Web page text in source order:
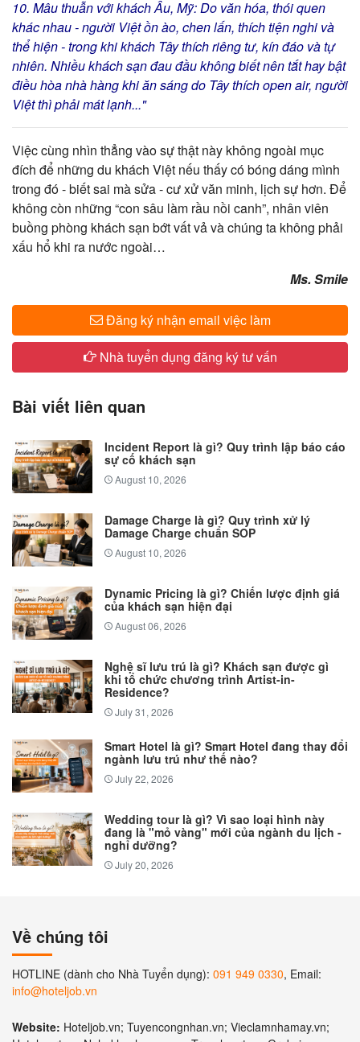
10. Mâu thuẫn với khách Âu, Mỹ: Do văn hóa, thói quen
khác nhau - người Việt ồn ào, chen lấn, thích tiện nghi và
thể hiện - trong khi khách Tây thích riêng tư, kín đáo và tự
nhiên. Nhiều khách sạn đau đầu không biết nên tắt hay bật
điều hòa nhà hàng khi ăn sáng do Tây thích open air, người
Việt thì phải mát lạnh..."
Việc cùng nhìn thẳng vào sự thật này không ngoài mục
đích để những du khách Việt nếu thấy có bóng dáng mình
trong đó - biết sai mà sửa - cư xử văn minh, lịch sự hơn. Để
không còn những “con sâu làm rầu nồi canh”, nhân viên
buồng phòng khách sạn bớt vất vả và chúng ta không phải
xấu hổ khi ra nước ngoài…
Ms. Smile
Đăng ký nhận email việc làm
Nhà tuyển dụng đăng ký tư vấn
Bài viết liên quan
Incident Report là gì? Quy trình lập báo cáo
sự cố khách sạn
August 10, 2026
Damage Charge là gì? Quy trình xử lý
Damage Charge chuẩn SOP
August 10, 2026
Dynamic Pricing là gì? Chiến lược định giá
của khách sạn hiện đại
August 06, 2026
Nghệ sĩ lưu trú là gì? Khách sạn được gì
khi tổ chức chương trình Artist-in-
Residence?
July 31, 2026
Smart Hotel là gì? Smart Hotel đang thay đổi
ngành lưu trú như thế nào?
July 22, 2026
Wedding tour là gì? Vì sao loại hình này
đang là "mỏ vàng" mới của ngành du lịch -
nghỉ dưỡng?
July 20, 2026
Về chúng tôi
HOTLINE (dành cho Nhà Tuyển dụng): 091 949 0330, Email:
info@hoteljob.vn
Website: Hoteljob.vn; Tuyencongnhan.vn; Vieclamnhamay.vn;